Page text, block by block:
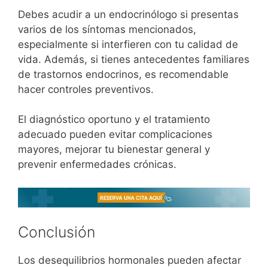
Debes acudir a un endocrinólogo si presentas
varios de los síntomas mencionados,
especialmente si interfieren con tu calidad de
vida. Además, si tienes antecedentes familiares
de trastornos endocrinos, es recomendable
hacer controles preventivos.
El diagnóstico oportuno y el tratamiento
adecuado pueden evitar complicaciones
mayores, mejorar tu bienestar general y
prevenir enfermedades crónicas.
Conclusión
Los desequilibrios hormonales pueden afectar